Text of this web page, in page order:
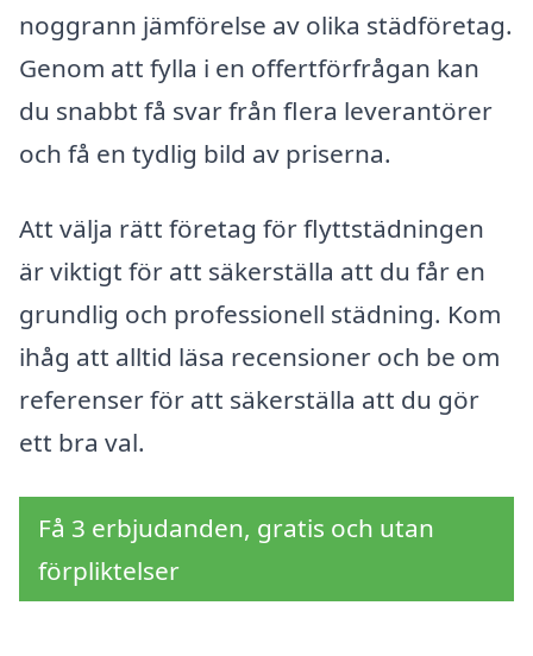
noggrann jämförelse av olika städföretag.
Genom att fylla i en offertförfrågan kan
du snabbt få svar från flera leverantörer
och få en tydlig bild av priserna.
Att välja rätt företag för flyttstädningen
är viktigt för att säkerställa att du får en
grundlig och professionell städning. Kom
ihåg att alltid läsa recensioner och be om
referenser för att säkerställa att du gör
ett bra val.
Få 3 erbjudanden, gratis och utan
förpliktelser